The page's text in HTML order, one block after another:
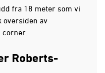
fra 18 meter som vi
oversiden av
Roberts-